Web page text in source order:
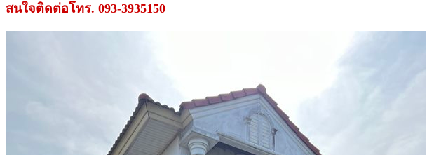
สนใจติดต่อโทร. 093-3935150